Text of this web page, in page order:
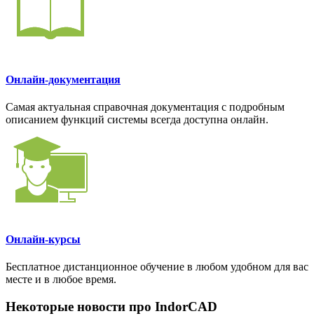
Онлайн-документация
Самая актуальная справочная документация с подробным
описанием функций системы всегда доступна онлайн.
Онлайн-курсы
Бесплатное дистанционное обучение в любом удобном для вас
месте и в любое время.
Некоторые новости про IndorCAD